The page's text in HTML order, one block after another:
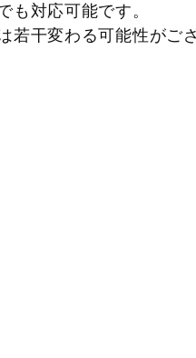
も対応可能です。
若干変わる可能性が